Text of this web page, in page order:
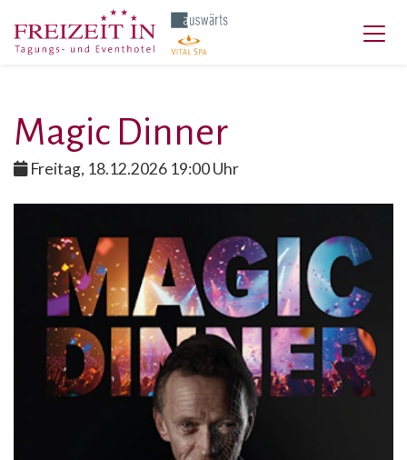
Magic Dinner
Freitag, 18.12.2026 19:00 Uhr